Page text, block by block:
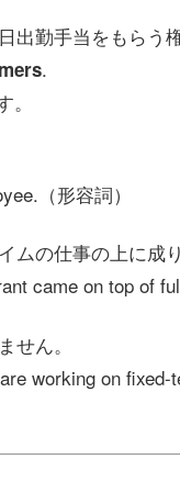
勤手当をもらう
.
（形容詞）
の仕事の上に成
came on top of
ん。
are working on fixed-